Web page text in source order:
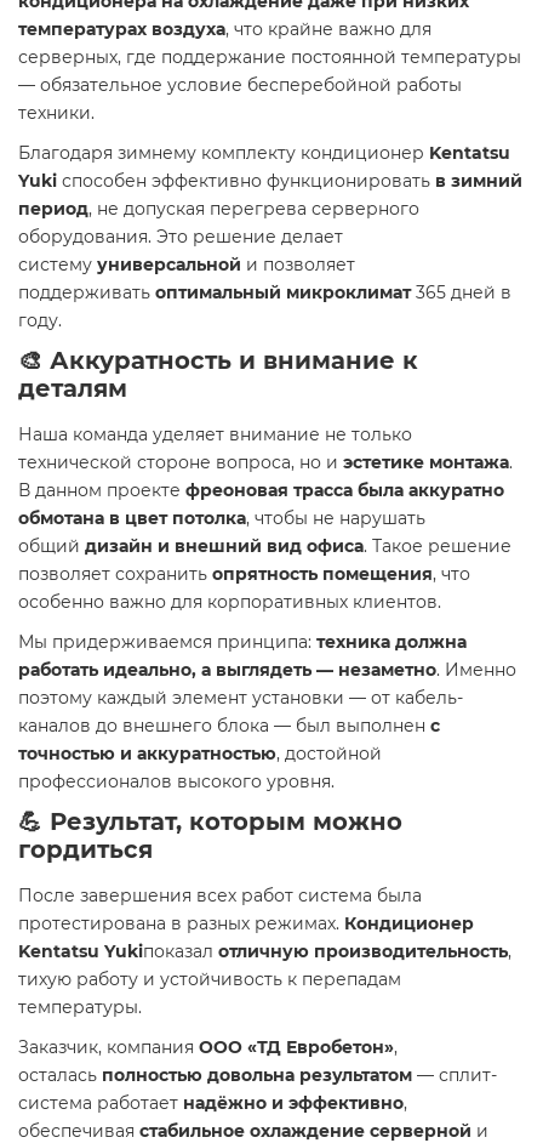
температурах воздуха, что крайне важно для
серверных, где поддержание постоянной температуры
— обязательное условие бесперебойной работы
техники.
Благодаря зимнему комплекту кондиционер Kentatsu
Yuki способен эффективно функционировать в зимний
период, не допуская перегрева серверного
оборудования. Это решение делает
систему универсальной и позволяет
поддерживать оптимальный микроклимат365 дней в
году.
🎨 Аккуратность и внимание к
деталям
Наша команда уделяет внимание не только
технической стороне вопроса, но и эстетике монтажа.
В данном проекте фреоновая трасса была аккуратно
обмотана в цвет потолка, чтобы не нарушать
общий дизайн и внешний вид офиса. Такое решение
позволяет сохранить опрятность помещения, что
особенно важно для корпоративных клиентов.
Мы придерживаемся принципа: техника должна
работать идеально, а выглядеть — незаметно. Именно
поэтому каждый элемент установки — от кабель-
каналов до внешнего блока — был выполнен с
точностью и аккуратностью, достойной
профессионалов высокого уровня.
💪 Результат, которым можно
гордиться
После завершения всех работ система была
протестирована в разных режимах. Кондиционер
Kentatsu Yukiпоказал отличную производительность,
тихую работу и устойчивость к перепадам
температуры.
Заказчик, компания ООО «ТД Евробетон»,
осталась полностью довольна результатом — сплит-
система работает надёжно и эффективно,
обеспечивая стабильное охлаждение серверной и